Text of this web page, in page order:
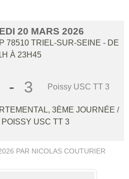
20 MARS 2026
78510 TRIEL-SUR-SEINE - DE
À 23H45
- 3 Poissy USC TT 3
3ÈME JOURNÉE /
POISSY USC TT 3
PAR NICOLAS COUTURIER